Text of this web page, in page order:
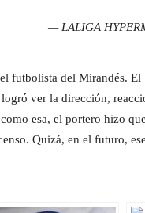
— LALIGA
futbolista del Mirandés.
ver la dirección,
esa, el portero hizo
Quizá, en el futuro,